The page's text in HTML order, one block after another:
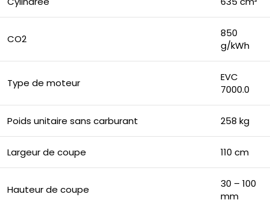
CO2
850
g/kWh
Type de moteur
EVC
7000.0
Poids unitaire sans carburant 258 kg
Largeur de coupe 110 cm
Hauteur de coupe
30 – 100
mm